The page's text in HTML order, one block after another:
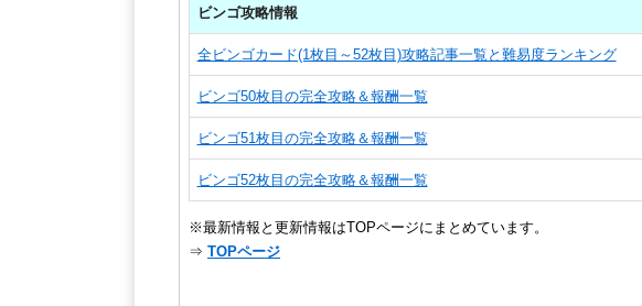
ビンゴ攻略情報
全ビンゴカード(1枚目～52枚目)攻略記事一覧と難易度ランキング
ビンゴ50枚目の完全攻略＆報酬一覧
ビンゴ51枚目の完全攻略＆報酬一覧
ビンゴ52枚目の完全攻略＆報酬一覧
※最新情報と更新情報はTOPページにまとめています。
⇒ TOPページ